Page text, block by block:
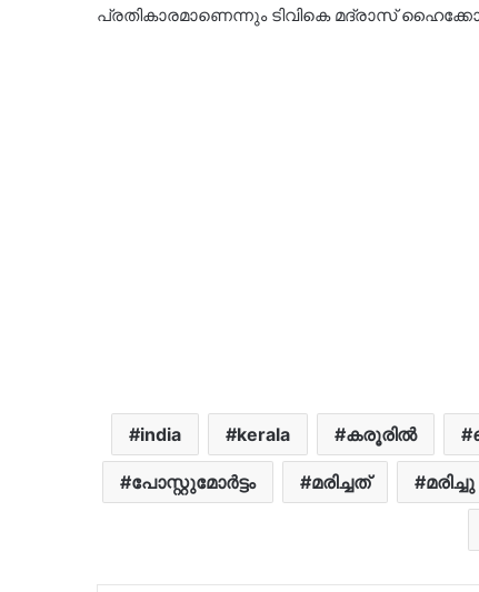
പ്രതികാരമാണെന്നും ടിവികെ മദ്രാസ്
india kerala കരൂരിൽ
പോസ്റ്റുമോർട്ടം മരിച്ചത് മരിച്ചു